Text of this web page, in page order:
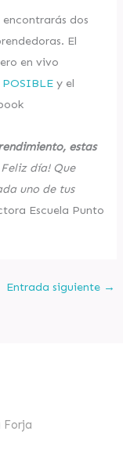
dos
El
en vivo
POSIBLE y el
estas
Feliz día! Que
uno de tus
Escuela Punto
Entrada siguiente →
Forja